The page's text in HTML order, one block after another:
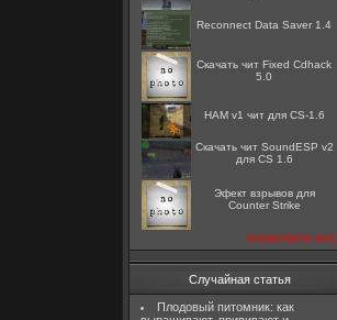
Reconnect Data Saver 1.4
Скачать чит Fixed Cdhack
5.0
HAM v1 чит для CS-1.6
Скачать чит SoundESP v2
для CS 1.6
Эфект взрывов для
Counter Strike
посмотреть все
Случайная статья
Плодовый питомник: как